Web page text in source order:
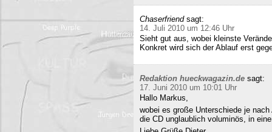
Chaserfriend sagt:
14. Juli 2010 um 12:46 Uhr
Sieht gut aus, wobei kleinste
Konkret wird sich der Ablauf erst
Redaktion hueckwagazin.de sagt:
17. Juni 2010 um 10:01 Uhr
Hallo Markus,
wobei es große Unterschiede je
die CD unglaublich voluminös, in